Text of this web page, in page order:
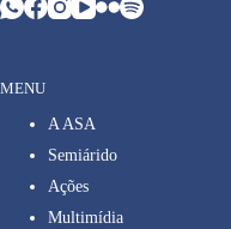
MENU
A ASA
Semiárido
Ações
Multimídia